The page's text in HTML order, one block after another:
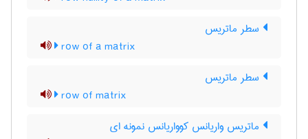
سطر ماتریس
row of a matrix
سطر ماتریس
row of matrix
ماتریس واریانس کوواریانس نمونه ای